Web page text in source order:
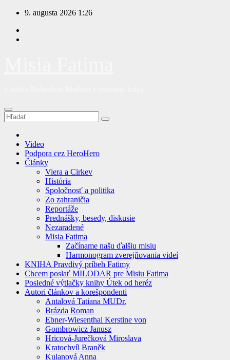
Prejsť
obsah
9. augusta 2026 1:26
Video
Podpora cez HeroHero
Články
Viera a Cirkev
História
Spoločnosť a politika
Zo zahraničia
Reportáže
Prednášky, besedy, diskusie
Nezaradené
Misia Fatima
Začíname našu ďalšiu misiu
Harmonogram zverejňovania videí
KNIHA Pravdivý príbeh Fatimy
Chcem poslať MILODAR pre Misiu Fatima
Posledné výtlačky knihy Útek od heréz
Autori článkov a korešpondenti
Antalová Tatiana MUDr.
Brázda Roman
Ebner-Wiesenthal Kerstine von
Gombrowicz Janusz
Hricová-Jurečková Miroslava
Kratochvíl Braněk
Kulanová Anna